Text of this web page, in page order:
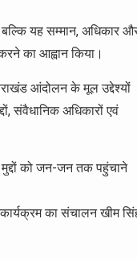
यह सम्मान, अधिकार
का आह्वान किया।
आंदोलन के मूल उद्देश्यों
संवैधानिक अधिकारों एवं
को जन-जन तक पहुंचाने
कार्यक्रम का संचालन खीम